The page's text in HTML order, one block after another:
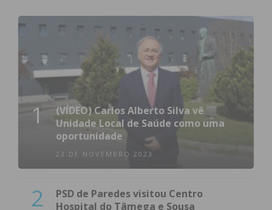
1
(VÍDEO) Carlos Alberto Silva vê
Unidade Local de Saúde como uma
oportunidade
23 DE NOVEMBRO 2023
2
PSD de Paredes visitou Centro
Hospital do Tâmega e Sousa